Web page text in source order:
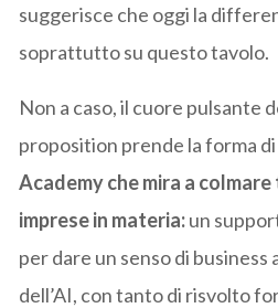
suggerisce che oggi la
soprattutto su questo tavolo.
Non a caso, il cuore pulsante
proposition prende la forma di
Academy che mira a
imprese in materia:un
per dare un senso di business
dell’AI, con tanto di risvolto